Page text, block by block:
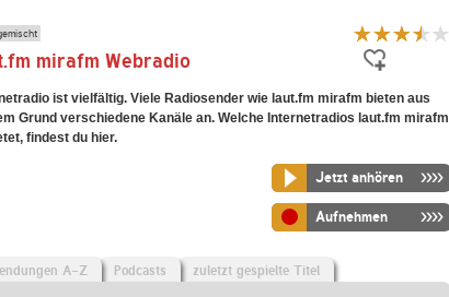
mirafm Webradio
ist vielfältig. Viele Radiosender wie laut.fm mirafm bieten aus
Grund verschiedene Kanäle an. Welche Internetradios laut.fm mirafm
findest du hier.
Jetzt anhören
Aufnehmen
A-Z Podcasts zuletzt gespielte Titel